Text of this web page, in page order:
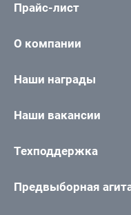
Прайс-лист
О компании
Наши награды
Наши вакансии
Техподдержка
Предвыборная